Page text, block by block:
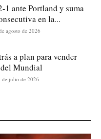
1 ante Portland y suma
en la...
agosto de 2026
a plan para vender
Mundial
de julio de 2026